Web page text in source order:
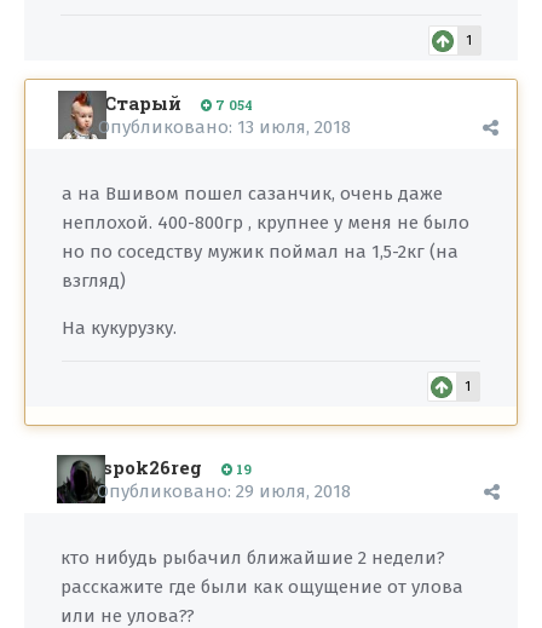
1
Старый 7 054
Опубликовано: 13 июля, 2018
а на Вшивом пошел сазанчик, очень даже
неплохой. 400-800гр , крупнее у меня не было
но по соседству мужик поймал на 1,5-2кг (на
взгляд)
На кукурузку.
1
spok26reg 19
Опубликовано: 29 июля, 2018
кто нибудь рыбачил ближайшие 2 недели?
расскажите где были как ощущение от улова
или не улова??